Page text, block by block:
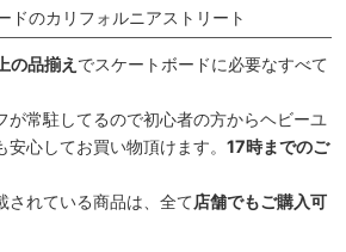
ドのカリフォルニアストリート
の品揃え でスケートボードに必要なすべて
が常駐してるので初心者の方からヘビーユ
心してお買い物頂けます。 17時までのご
されている商品は、全て店舗でもご購入可